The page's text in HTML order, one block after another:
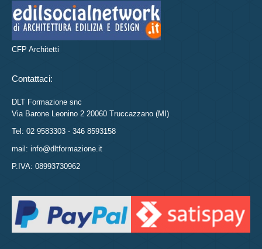
CFP Architetti
Contattaci:
DLT Formazione snc
Via Barone Leonino 2 20060 Truccazzano (MI)
Tel: 02 9583303 - 346 8593158
mail: info@dltformazione.it
P.IVA: 08993730962